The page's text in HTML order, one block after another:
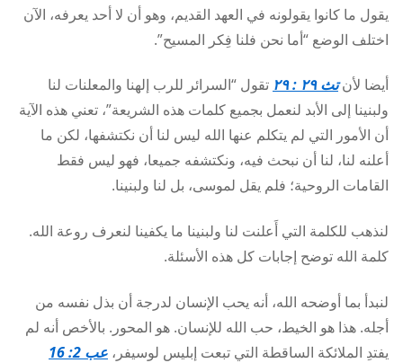
يقول ما كانوا يقولونه في العهد القديم، وهو أن لا أحد يعرفه، الآن
اختلف الوضع “أما نحن فلنا فِكر المسيح”.
أيضا لأنتث ٢٩ : ٢٩
تقول “السرائر للرب إلهنا والمعلنات لنا
ولبنينا إلى الأبد لنعمل بجميع كلمات هذه الشريعة”، تعني هذه الآية
أن الأمور التي لم يتكلم عنها الله ليس لنا أن نكتشفها، لكن ما
أعلنه لنا، لنا أن نبحث فيه، ونكتشفه جميعا، فهو ليس فقط
القامات الروحية؛ فلم يقل لموسى، بل لنا ولبنينا.
لنذهب للكلمة التي أَعلنت لنا ولبنينا ما يكفينا لنعرف روعة الله.
كلمة الله توضح إجابات كل هذه الأسئلة.
لنبدأ بما أوضحه الله، أنه يحب الإنسان لدرجة أن بذل نفسه من
أجله. هذا هو الخيط، حب الله للإنسان. هو المحور. بالأخص أنه لم
يفتدِ الملائكة الساقطة التي تبعت إبليس لوسيفر، عب 2: 16